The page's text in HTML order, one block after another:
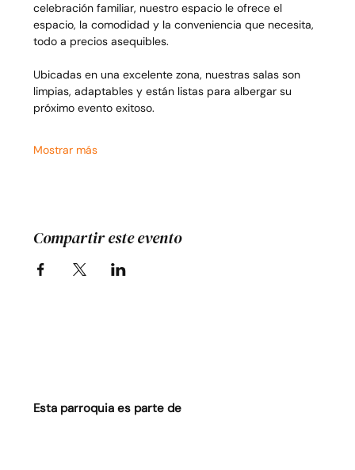
celebración familiar, nuestro espacio le ofrece el
espacio, la comodidad y la conveniencia que necesita,
todo a precios asequibles.
Ubicadas en una excelente zona, nuestras salas son
limpias, adaptables y están listas para albergar su
próximo evento exitoso.
Mostrar más
Compartir este evento
Esta parroquia es parte de